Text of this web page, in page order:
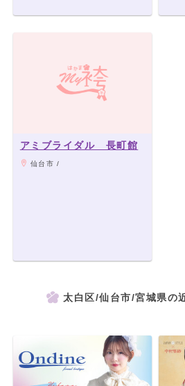
アミブライダル 長町館
仙台市 /
太白区/仙台市/宮城県の